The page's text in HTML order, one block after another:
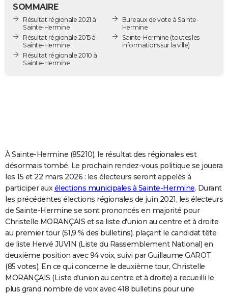
Destinations
City break
Voyage nature
Voyage de noces
Forum
Climat
GUIDES D'ACHAT
BONS PLANS
S'inscrire
Se connecter
Lycées
Collèges
Primaires
Universités
Entreprises
Service militaire
Avis de recherche
AVIS DE DÉCÈS
FORUM
Bricolage
Lifestyle
Culture
Sport
Television
Voyage
Cinema
SOMMAIRE
Résultat régionale 2021 à
Sainte-Hermine
Résultat régionale 2015 à
Sainte-Hermine
Résultat régionale 2010 à
Sainte-Hermine
Bureaux de vote à Sainte-
Hermine
Sainte-Hermine (toutes les
informations sur la ville)
À Sainte-Hermine (85210), le résultat des régionales est
désormais tombé. Le prochain rendez-vous politique se jouera
les 15 et 22 mars 2026 : les électeurs seront appelés à
participer auxélections municipales à Sainte-Hermine. Durant
les précédentes élections régionales de juin 2021, les électeurs
de Sainte-Hermine se sont prononcés en majorité pour
Christelle MORANÇAIS et sa liste d'union au centre et à droite
au premier tour (51,9 % des bulletins), plaçant le candidat tête
de liste Hervé JUVIN (Liste du Rassemblement National) en
deuxième position avec 94 voix, suivi par Guillaume GAROT
(85 votes). En ce qui concerne le deuxième tour, Christelle
MORANÇAIS (Liste d'union au centre et à droite) a recueilli le
plus grand nombre de voix avec 418 bulletins pour une